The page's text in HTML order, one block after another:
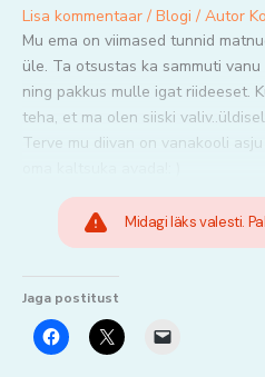
Lisa kommentaar / Blogi / Autor
Mu ema on viimased tunnid
üle. Ta otsustas ka sammuti
ning pakkus mulle igat riideeset.
teha, et ma olen siiski
Terve mu diivan on vanakooli
Midagi läks valesti.
Jaga postitust